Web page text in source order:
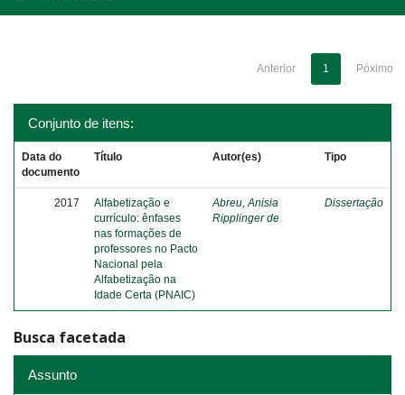
Anterior 1 Póximo
Conjunto de itens:
Data do
documento
Título Autor(es) Tipo
2017
Alfabetização e
currículo: ênfases
nas formações de
professores no Pacto
Nacional pela
Alfabetização na
Idade Certa (PNAIC)
Abreu, Anisia
Ripplinger de
Dissertação
Busca facetada
Assunto